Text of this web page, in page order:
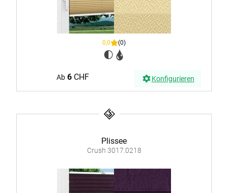
0,0 (0)
Ab 6CHF Konfigurieren
Plissee
Crush 3017.0218